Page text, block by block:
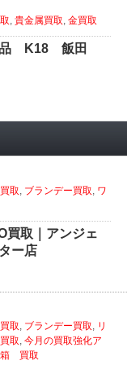
,貴金属買取,金買取
K18 飯田
取, ブランデー買取, ワ
買取｜アンジェ
ー店
取 ブランデー買取
リ
取 ,今月の買取強化ア
箱 買取